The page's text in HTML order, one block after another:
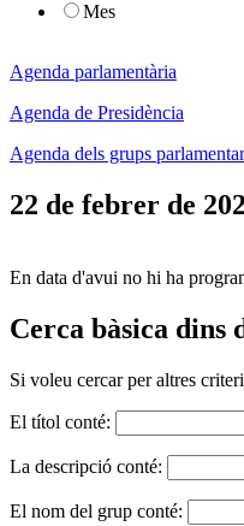
Mes
Agenda parlamentària
Agenda de Presidència
Agenda dels grups
22 de febrer de
En data d'avui no hi ha
Cerca bàsica dins
Si voleu cercar per altres
El títol conté:
La descripció conté:
El nom del grup conté: